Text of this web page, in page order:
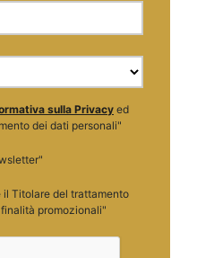
sulla Privacyed
dei dati personali"
Titolare del trattamento
promozionali"